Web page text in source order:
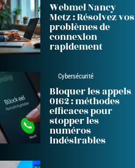
Webmel Nancy
Metz : Résolvez vos
problèmes de
connexion
rapidement
Cybersécurité
Bloquer les appels
0162 : méthodes
efficaces pour
stopper les
numéros
indésirables